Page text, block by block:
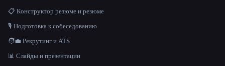
📋 Конструктор резюме и резюме
🎙️ Подготовка к собеседованию
🧑‍💼 Рекрутинг и ATS
📊 Слайды и презентации